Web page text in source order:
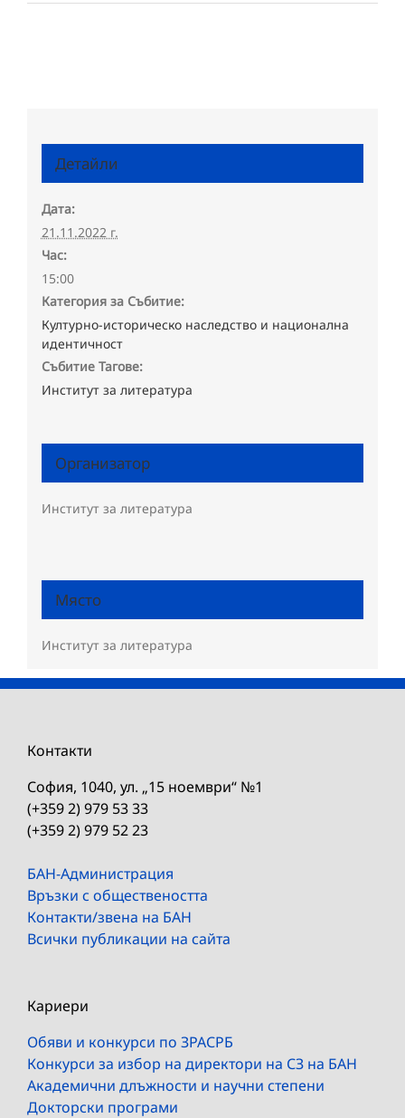
Детайли
Дата:
21.11.2022 г.
Час:
15:00
Категория за Събитие:
Културно-историческо наследство и национална
идентичност
Събитие Тагове:
Институт за литература
Организатор
Институт за литература
Място
Институт за литература
Контакти
София, 1040, ул. „15 ноември“ №1
(+359 2) 979 53 33
(+359 2) 979 52 23
БАН-Администрация
Връзки с обществеността
Контакти/звена на БАН
Всички публикации на сайта
Кариери
Обяви и конкурси по ЗРАСРБ
Конкурси за избор на директори на СЗ на БАН
Академични длъжности и научни степени
Докторски програми